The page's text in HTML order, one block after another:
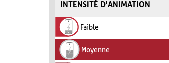
INTENSITÉ D'ANIMATION
Faible
Moyenne